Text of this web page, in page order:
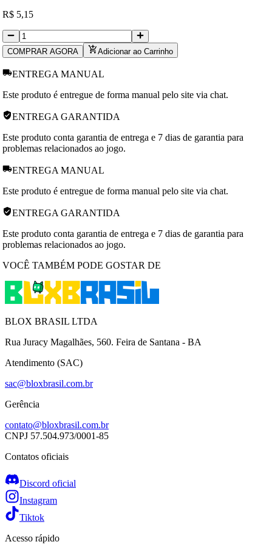
R$ 5,15
COMPRAR AGORA Adicionar ao Carrinho
ENTREGA MANUAL
Este produto é entregue de forma manual pelo site via chat.
ENTREGA GARANTIDA
Este produto conta garantia de entrega e 7 dias de garantia para
problemas relacionados ao jogo.
ENTREGA MANUAL
Este produto é entregue de forma manual pelo site via chat.
ENTREGA GARANTIDA
Este produto conta garantia de entrega e 7 dias de garantia para
problemas relacionados ao jogo.
VOCÊ TAMBÉM PODE GOSTAR DE
BLOX BRASIL LTDA
Rua Juracy Magalhães, 560. Feira de Santana - BA
Atendimento (SAC)
sac@bloxbrasil.com.br
Gerência
contato@bloxbrasil.com.br
CNPJ 57.504.973/0001-85
Contatos oficiais
Discord oficial
Instagram
Tiktok
Acesso rápido